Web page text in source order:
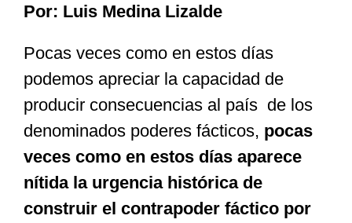
Especiales
Nacional
Opinión
Cultura
Por: Luis Medina Lizalde
Pocas veces como en estos días
podemos apreciar la capacidad de
producir consecuencias al país de los
denominados poderes fácticos, pocas
veces como en estos días aparece
nítida la urgencia histórica de
construir el contrapoder fáctico por